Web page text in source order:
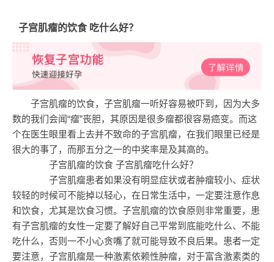
子宫肌瘤的饮食 吃什么好？
子宫肌瘤的饮食，子宫肌瘤一听好容易被吓到，因为大多
数的我们会闻“瘤”丧胆，其原因是很多瘤都很容易癌变。而这
个在医生眼里看上去并不致命的子宫肌瘤，在我们眼里已经是
很大的事了，而那五分之一的中奖率是及其高的。
子宫肌瘤的饮食 子宫肌瘤吃什么好？
子宫肌瘤患者如果没有明显症状或者肿瘤较小、症状
较轻的时候可不能掉以轻心，在日常生活中，一定要注意作息
和饮食，尤其是饮食习惯。子宫肌瘤的饮食原则非常重要，患
有子宫肌瘤的女性一定要了解好自己平常到底能吃什么、不能
吃什么，否则一不小心贪嘴了就可能导致不良后果。患者一定
要注意，子宫肌瘤是一种激素依赖性肿瘤，对于富含激素类的